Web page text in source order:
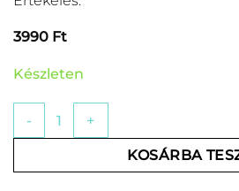
3990 Ft
Készleten
„My Favorite ” Diamond Tip
KOSÁRBA